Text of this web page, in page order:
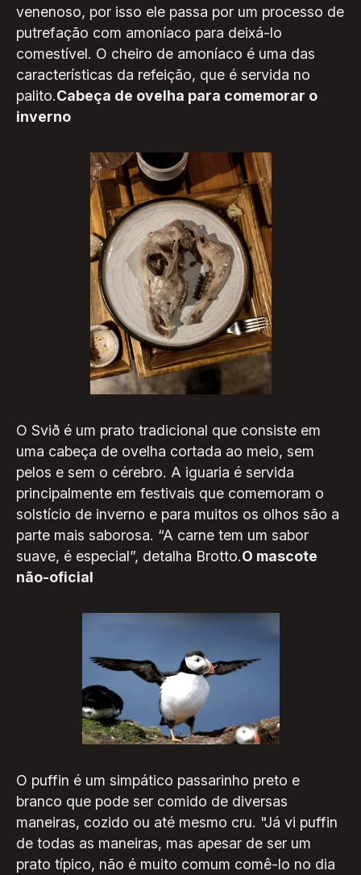
venenoso, por isso ele passa por um processo de
putrefação com amoníaco para deixá-lo
comestível. O cheiro de amoníaco é uma das
características da refeição, que é servida no
palito.Cabeça de ovelha para comemorar o
inverno
O Svið é um prato tradicional que consiste em
uma cabeça de ovelha cortada ao meio, sem
pelos e sem o cérebro. A iguaria é servida
principalmente em festivais que comemoram o
solstício de inverno e para muitos os olhos são a
parte mais saborosa. “A carne tem um sabor
suave, é especial”, detalha Brotto.O mascote
não-oficial
O puffin é um simpático passarinho preto e
branco que pode ser comido de diversas
maneiras, cozido ou até mesmo cru. "Já vi puffin
de todas as maneiras, mas apesar de ser um
prato típico, não é muito comum comê-lo no dia